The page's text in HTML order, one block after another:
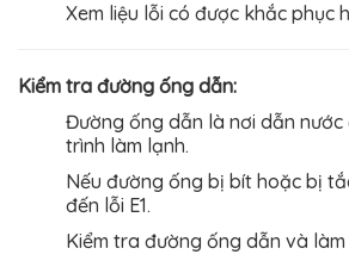
Xem liệu lỗi có được khắc phục
Kiểm tra đường ống dẫn:
Đường ống dẫn là nơi dẫn
trình làm lạnh.
Nếu đường ống bị bít hoặc bị
đến lỗi E1.
Kiểm tra đường ống dẫn và làm